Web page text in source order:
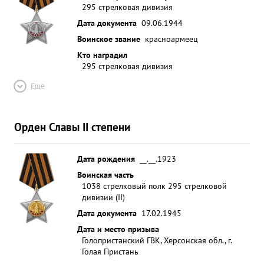
295 стрелковая дивизия
Дата документа 09.06.1944
Воинское звание красноармеец
Кто наградил
295 стрелковая дивизия
Ещё
Орден Славы II степени
Дата рождения
__.__.1923
Воинская часть
1038 стрелковый полк 295 стрелковой
дивизии (II)
Дата документа 17.02.1945
Дата и место призыва
Голопристанский ГВК, Херсонская обл., г.
Голая Пристань